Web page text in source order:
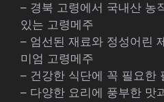
– 경북 고령에서 국내산 농
있는 고령메주
– 엄선된 재료와 정성어린
미엄 고령메주
– 건강한 식단에 꼭 필요한
– 다양한 요리에 풍부한 맛